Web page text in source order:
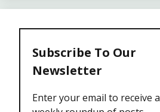
Subscribe To Our
Newsletter
Enter your email to receive a